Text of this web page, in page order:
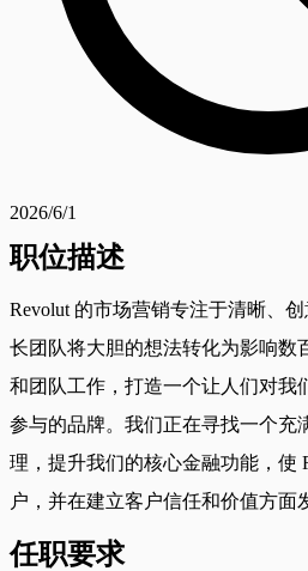
2026/6/1
职位描述
Revolut 的市场营销专注于清晰、
长团队将大胆的想法转化为影响数
和团队工作，打造一个让人们对我
参与的品牌。我们正在寻找一个充
理，提升我们的核心金融功能，使
户，并在建立客户信任和价值方面
任职要求